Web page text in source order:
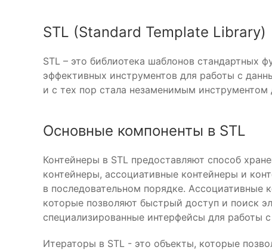
STL (Standard Template Library)
STL – это библиотека шаблонов стандартных
эффективных инструментов для работы с
и с тех пор стала незаменимым инструментом
Основные компоненты в STL
Контейнеры в STL предоставляют способ
контейнеры, ассоциативные контейнеры и
в последовательном порядке.
которые позволяют быстрый доступ и поиск
специализированные интерфейсы для работы
Итераторы в STL - это объекты, которые